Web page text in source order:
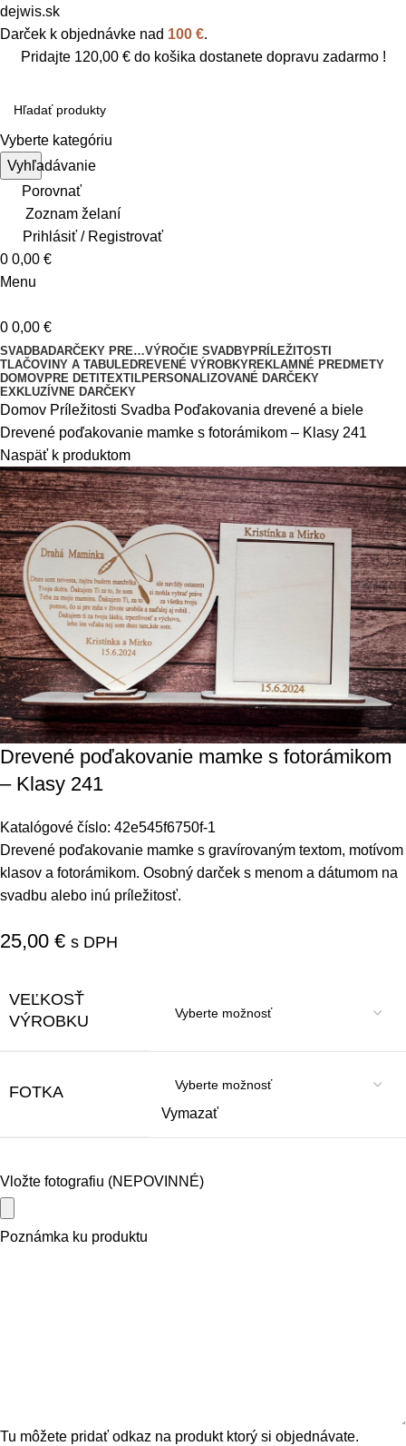
dejwis.sk
Darček k objednávke nad 100 €.
Pridajte 120,00 €do košika dostanete dopravu zadarmo !
Vyberte kategóriu
Vyhľadávanie
Porovnať
Zoznam želaní
Prihlásiť / Registrovať
0 0,00 €
Menu
0 0,00 €
SVADBADARČEKY PRE…VÝROČIE SVADBYPRÍLEŽITOSTI
TLAČOVINY A TABULEDREVENÉ VÝROBKYREKLAMNÉ PREDMETY
DOMOVPRE DETI TEXTILPERSONALIZOVANÉ DARČEKY
EXKLUZÍVNE DARČEKY
Domov Príležitosti Svadba Poďakovania drevené a biele
Drevené poďakovanie mamke s fotorámikom – Klasy 241
Naspäť k produktom
Drevené poďakovanie mamke s fotorámikom
– Klasy 241
Katalógové číslo: 42e545f6750f-1
Drevené poďakovanie mamke s gravírovaným textom, motívom
klasov a fotorámikom. Osobný darček s menom a dátumom na
svadbu alebo inú príležitosť.
25,00 € s DPH
VEĽKOSŤ
VÝROBKU
FOTKA
Vymazať
Vložte fotografiu (NEPOVINNÉ)
Poznámka ku produktu
Tu môžete pridať odkaz na produkt ktorý si objednávate.